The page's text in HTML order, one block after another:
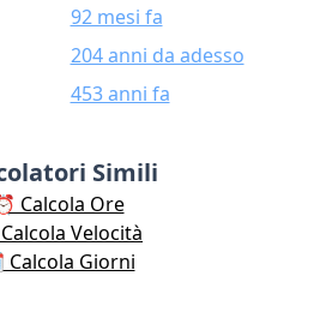
92 mesi fa
204 anni da adesso
453 anni fa
Simili
Calcola Ore
Velocità
Giorni